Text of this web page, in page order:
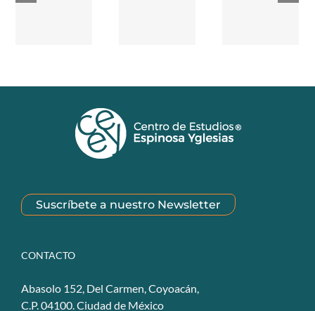
Suscríbete a nuestro Newsletter
CONTACTO
Abasolo 152, Del Carmen, Coyoacán,
C.P. 04100. Ciudad de México